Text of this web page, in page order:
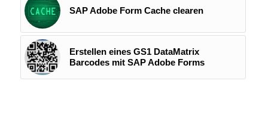
SAP Adobe Form Cache clearen
Erstellen eines GS1 DataMatrix
Barcodes mit SAP Adobe Forms